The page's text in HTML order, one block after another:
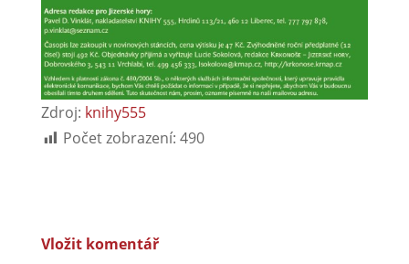
Zdroj: knihy555
Počet zobrazení: 490
Vložit komentář